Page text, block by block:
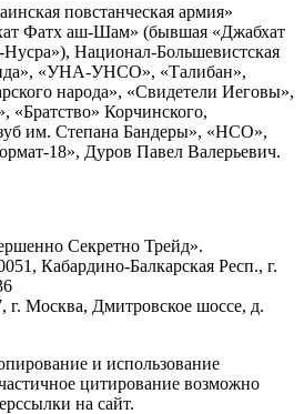
повстанческая армия»
Фатх аш-Шам» (бывшая «Джабхат
Национал-Большевистская
«УНА-УНСО», «Талибан»,
народа», «Свидетели Иеговы»,
Корчинского,
им. Степана Бандеры», «НСО»,
18», Дуров Павел Валерьевич.
Секретно Трейд».
Кабардино-Балкарская Респ., г.
г. Москва, Дмитровское шоссе, д.
и использование
цитирование возможно
на сайт.